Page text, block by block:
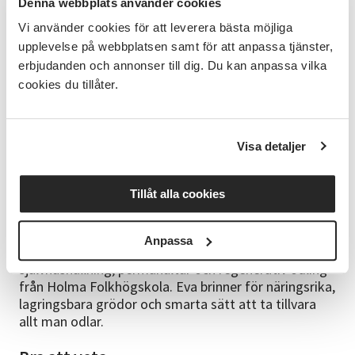
Vi använder cookies för att leverera bästa möjliga
upplevelse på webbplatsen samt för att anpassa tjänster,
erbjudanden och annonser till dig. Du kan anpassa vilka
cookies du tillåter.
Visa detaljer
Tillåt alla cookies
Anpassa
Förkunskaper
Inga förkunskaper krävs – detta är en grundkurs för
nybörjare och lite mer erfarna.
Vi utgår från boken Rätt ur jorden : handbok i
självhushållning av Bella Linde och Lena Granefeldt
som du kan låna på biblioteket eller köper själv inför
kursstart. Det är inget krav att du har boken för att
Kursledare
Eva Lundqvist – passionerad odlare med utbildning i
självhushållning, permakultur och regenerativ odling
från Holma Folkhögskola. Eva brinner för näringsrika,
lagringsbara grödor och smarta sätt att ta tillvara
allt man odlar.